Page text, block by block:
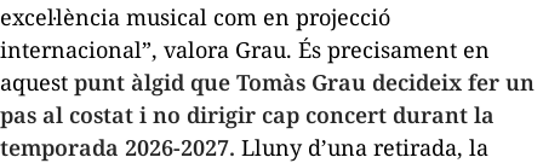
excel·lència musical com en projecció
internacional”, valora Grau. És precisament en
aquest punt àlgid que Tomàs Grau decideix fer un
pas al costat i no dirigir cap concert durant la
temporada 2026-2027. Lluny d’una retirada, la